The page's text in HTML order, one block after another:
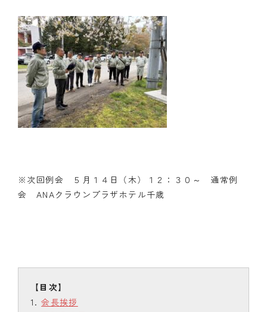
※次回例会 ５月１４日（木）１２：３０～ 通常例
会 ANAクラウンプラザホテル千歳
会長挨拶